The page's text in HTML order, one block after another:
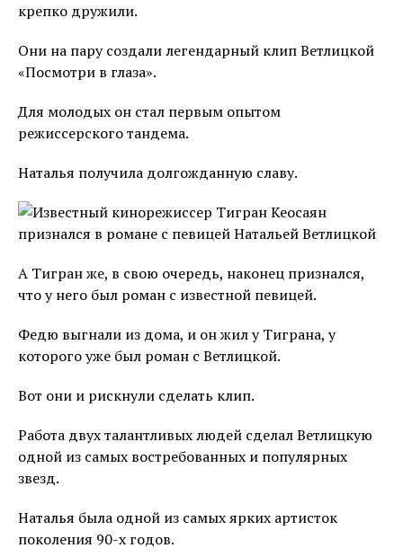
крепко дружили.
Они на пару создали легендарный клип Ветлицкой
«Посмотри в глаза».
Для молодых он стал первым опытом
режиссерского тандема.
Наталья получила долгожданную славу.
А Тигран же, в свою очередь, наконец признался,
что у него был роман с известной певицей.
Федю выгнали из дома, и он жил у Тиграна, у
которого уже был роман с Ветлицкой.
Вот они и рискнули сделать клип.
Работа двух талантливых людей сделал Ветлицкую
одной из самых востребованных и популярных
звезд.
Наталья была одной из самых ярких артисток
поколения 90-х годов.